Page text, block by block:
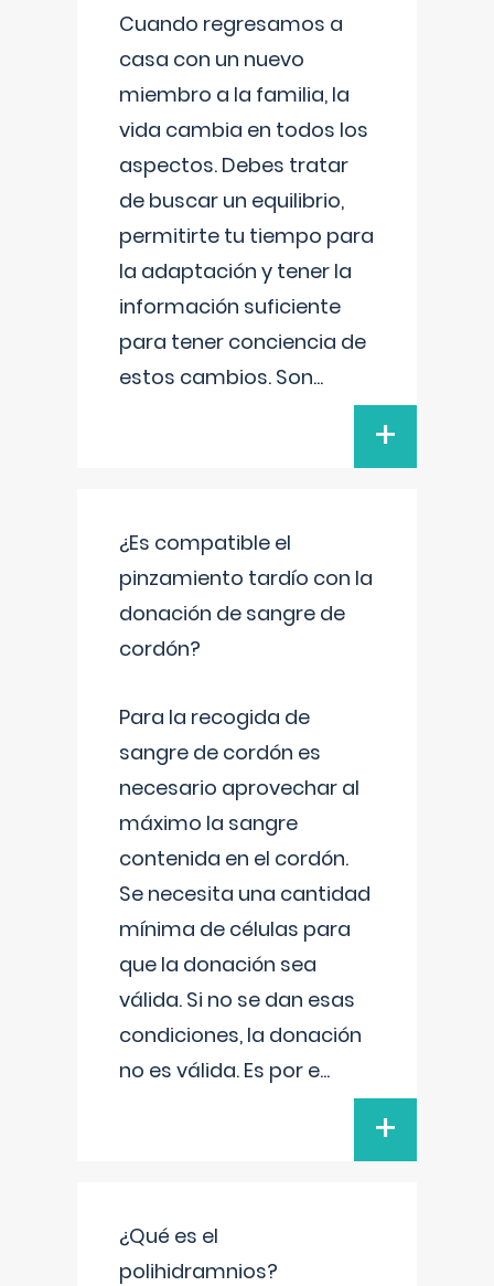
Cuando regresamos a
casa con un nuevo
miembro a la familia, la
vida cambia en todos los
aspectos. Debes tratar
de buscar un equilibrio,
permitirte tu tiempo para
la adaptación y tener la
información suficiente
para tener conciencia de
estos cambios. Son...
+
¿Es compatible el
pinzamiento tardío con la
donación de sangre de
cordón?
Para la recogida de
sangre de cordón es
necesario aprovechar al
máximo la sangre
contenida en el cordón.
Se necesita una cantidad
mínima de células para
que la donación sea
válida. Si no se dan esas
condiciones, la donación
no es válida. Es por e...
+
¿Qué es el
polihidramnios?